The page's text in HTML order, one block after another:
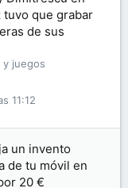
tuvo que grabar
de sus
y juegos
11:12
un invento
de tu móvil en
20 €